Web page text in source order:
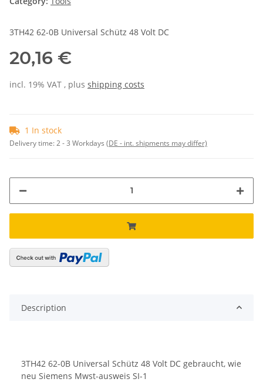
3TH42 62-0B Universal Schütz 48 Volt DC
20,16 €
incl. 19% VAT , plus shipping costs
1 In stock
Delivery time:2 - 3 Workdays (DE - int. shipments may differ)
Description
3TH42 62-0B Universal Schütz 48 Volt DC gebraucht, wie
neu Siemens Mwst-ausweis SI-1